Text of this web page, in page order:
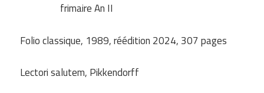
frimaire An II
Folio classique, 1989, réédition 2024, 307 pages
Lectori salutem, Pikkendorff